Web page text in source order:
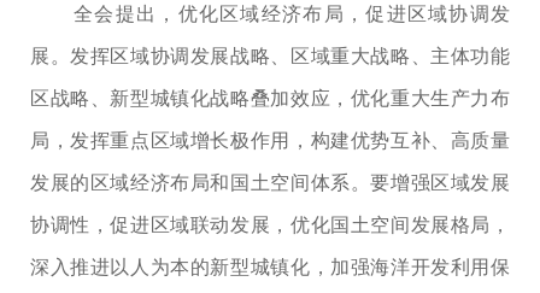
全会提出，优化区域经济布局，促进区域协调发
展。发挥区域协调发展战略、区域重大战略、主体功能
区战略、新型城镇化战略叠加效应，优化重大生产力布
局，发挥重点区域增长极作用，构建优势互补、高质量
发展的区域经济布局和国土空间体系。要增强区域发展
协调性，促进区域联动发展，优化国土空间发展格局，
深入推进以人为本的新型城镇化，加强海洋开发利用保